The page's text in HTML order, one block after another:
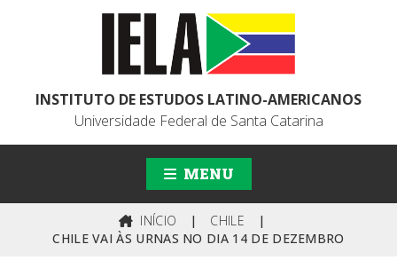
INSTITUTO DE ESTUDOS LATINO-AMERICANOS
Universidade Federal de Santa Catarina
MENU
INÍCIO | CHILE
|
CHILE VAI ÀS URNAS NO DIA 14 DE DEZEMBRO